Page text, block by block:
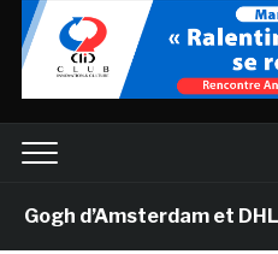
d’Amsterdam et DHL